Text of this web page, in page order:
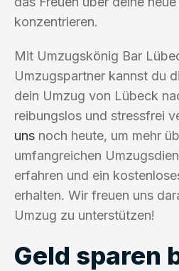
konzentrieren.
Mit Umzugskönig Bar
Umzugspartner kannst du
dein Umzug von Lübeck
reibungslos und stressfrei
uns noch heute, um mehr
umfangreichen
erfahren und ein
erhalten. Wir freuen uns
Umzug zu unterstützen!
Geld sparen